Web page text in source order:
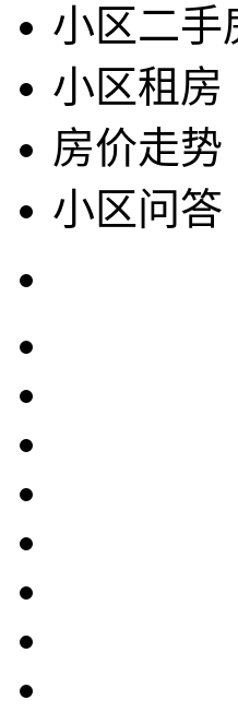
小区二手
小区租房
房价走势
小区问答